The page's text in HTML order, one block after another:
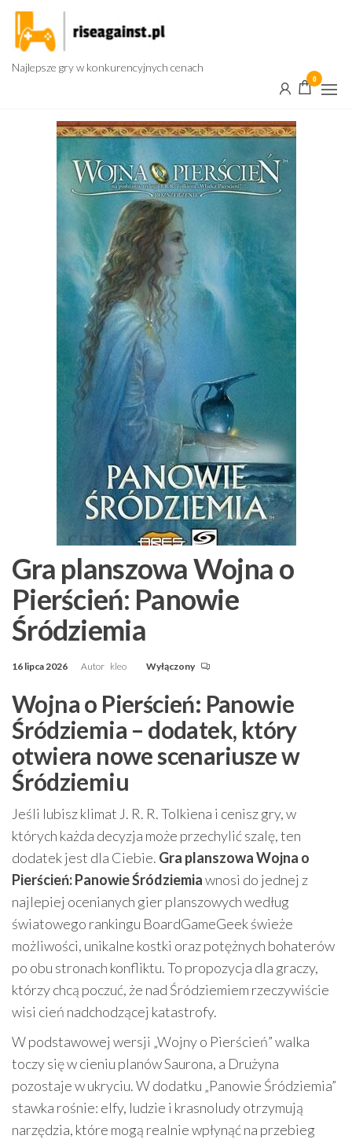
Przejdź
treści
Najlepsze gry w konkurencyjnych cenach
0
Gra planszowa Wojna o
Pierścień: Panowie
Śródziemia
16 lipca 2026 Autor kleo Wyłączony
Wojna o Pierścień: Panowie
Śródziemia – dodatek, który
otwiera nowe scenariusze w
Śródziemiu
Jeśli lubisz klimat J. R. R. Tolkiena i cenisz gry, w
których każda decyzja może przechylić szalę, ten
dodatek jest dla Ciebie. Gra planszowa Wojna o
Pierścień: Panowie Śródziemiawnosi do jednej z
najlepiej ocenianych gier planszowych według
światowego rankingu BoardGameGeek świeże
możliwości, unikalne kostki oraz potężnych bohaterów
po obu stronach konfliktu. To propozycja dla graczy,
którzy chcą poczuć, że nad Śródziemiem rzeczywiście
wisi cień nadchodzącej katastrofy.
W podstawowej wersji „Wojny o Pierścień” walka
toczy się w cieniu planów Saurona, a Drużyna
pozostaje w ukryciu. W dodatku „Panowie Śródziemia”
stawka rośnie: elfy, ludzie i krasnoludy otrzymują
narzędzia, które mogą realnie wpłynąć na przebieg